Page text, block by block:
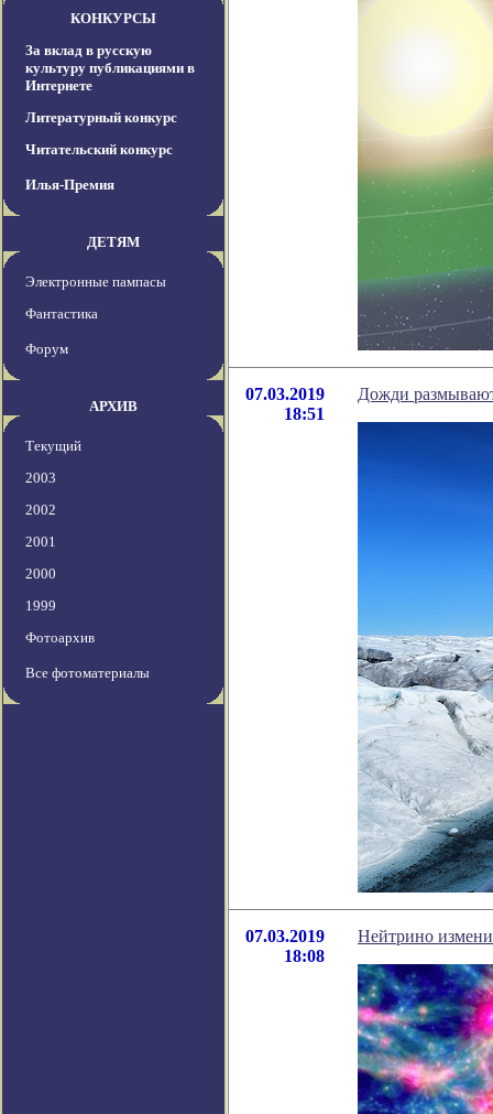
КОНКУРСЫ
За вклад в русскую
культуру публикациями в
Интернете
Литературный конкурс
Читательский конкурс
Илья-Премия
ДЕТЯМ
Электронные пампасы
Фантастика
Форум
АРХИВ
Текущий
2003
2002
2001
2000
1999
Фотоархив
Все фотоматериалы
07.03.2019
18:51
Дожди
07.03.2019
18:08
Нейтрино